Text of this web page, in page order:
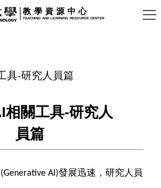
教學資源中心
TEACHING AND LEARNING RESOURCE CENTER
具-研究人員篇
相關工具-研究人
員篇
(Generative AI)發展迅速，研究人員